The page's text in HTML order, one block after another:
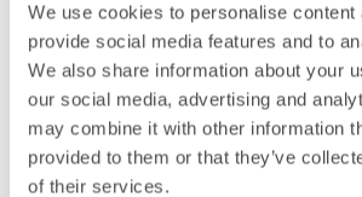
We use cookies to personalise content
provide social media features and to
We also share information about your
our social media, advertising and
may combine it with other information
provided to them or that they’ve
of their services.
Fastighetsjuridik
Vad gäller inför årsstämman i
bostadsrättsförening?
Inför årsstämman i en
mycket att tänka på, från formalia
dagor…